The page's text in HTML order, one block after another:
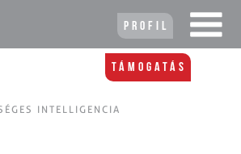
Profil
Támogatás
INTELLIGENCIA